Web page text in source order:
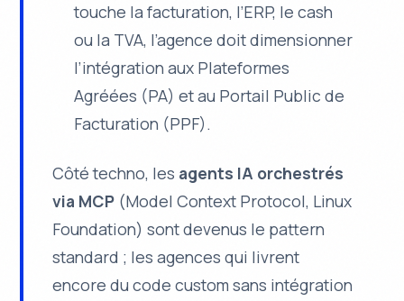
touche la facturation, l’ERP, le cash
ou la TVA, l’agence doit dimensionner
l’intégration aux Plateformes
Agréées (PA) et au Portail Public de
Facturation (PPF).
Côté techno, les agents IA orchestrés
via MCP (Model Context Protocol, Linux
Foundation) sont devenus le pattern
standard ; les agences qui livrent
encore du code custom sans intégration